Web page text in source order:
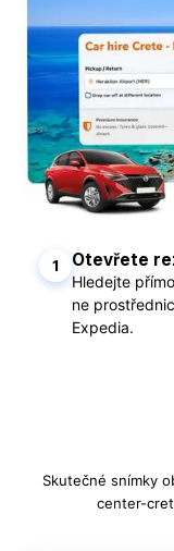
1 Otevřete
Hledejte
ne
Expedia.
Skutečné snímky
center-